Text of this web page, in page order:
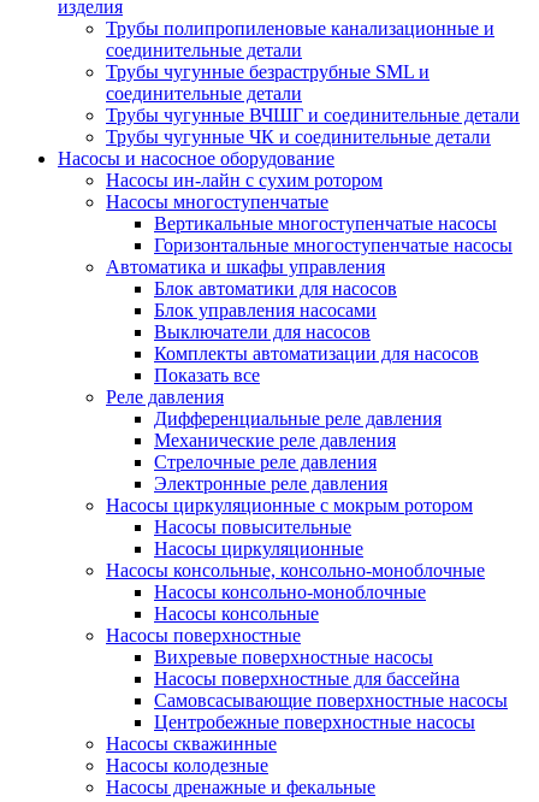
изделия
Трубы полипропиленовые канализационные и
соединительные детали
Трубы чугунные безраструбные SML и
соединительные детали
Трубы чугунные ВЧШГ и соединительные детали
Трубы чугунные ЧК и соединительные детали
Насосы и насосное оборудование
Насосы ин-лайн с сухим ротором
Насосы многоступенчатые
Вертикальные многоступенчатые насосы
Горизонтальные многоступенчатые насосы
Автоматика и шкафы управления
Блок автоматики для насосов
Блок управления насосами
Выключатели для насосов
Комплекты автоматизации для насосов
Показать все
Реле давления
Дифференциальные реле давления
Механические реле давления
Стрелочные реле давления
Электронные реле давления
Насосы циркуляционные с мокрым ротором
Насосы повысительные
Насосы циркуляционные
Насосы консольные, консольно-моноблочные
Насосы консольно-моноблочные
Насосы консольные
Насосы поверхностные
Вихревые поверхностные насосы
Насосы поверхностные для бассейна
Самовсасывающие поверхностные насосы
Центробежные поверхностные насосы
Насосы скважинные
Насосы колодезные
Насосы дренажные и фекальные